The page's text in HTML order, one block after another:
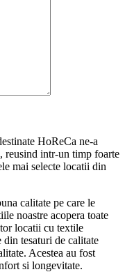
HoReCa ne-a
reusind intr-un timp foarte
mai selecte locatii din
calitate pe care le
noastre acopera toate
locatii cu textile
din tesaturi de calitate
Acestea au fost
si longevitate.